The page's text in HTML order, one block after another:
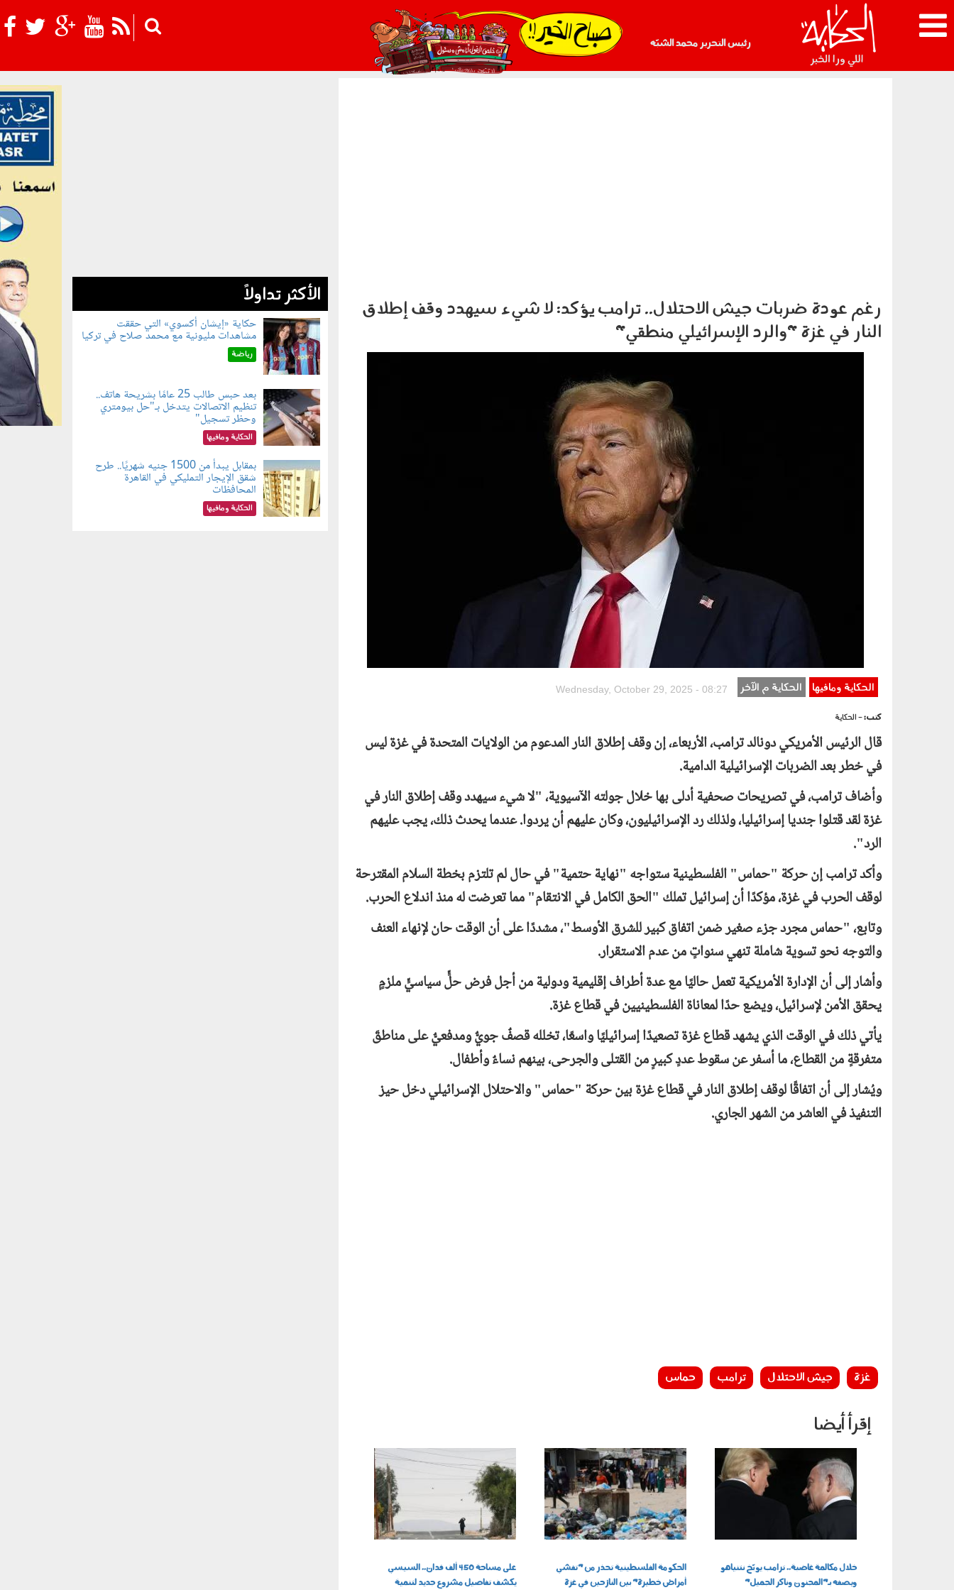
رئيس التحرير محمد الشبّه
021_2.png
رغم عودة ضربات جيش الاحتلال.. ترامب يؤكد: لا شيء سيهدد وقف إطلاق
النار في غزة "والرد الإسرائيلي منطقي"
الحكاية ومافيها الحكاية م الآخر Wednesday, October 29, 2025 - 08:27
كتب:- الحكاية
قال الرئيس الأمريكي دونالد ترامب، الأربعاء، إن وقف إطلاق النار المدعوم من الولايات المتحدة في غزة ليس
في خطر بعد الضربات الإسرائيلية الدامية.
وأضاف ترامب، في تصريحات صحفية أدلى بها خلال جولته الآسيوية، "لا شيء سيهدد وقف إطلاق النار في
غزة لقد قتلوا جنديا إسرائيليا، ولذلك رد الإسرائيليون، وكان عليهم أن يردوا. عندما يحدث ذلك، يجب عليهم
الرد".
وأكد ترامب إن حركة "حماس" الفلسطينية ستواجه "نهاية حتمية" في حال لم تلتزم بخطة السلام المقترحة
لوقف الحرب في غزة، مؤكدًا أن إسرائيل تملك "الحق الكامل في الانتقام" مما تعرضت له منذ اندلاع الحرب.
وتابع، "حماس مجرد جزء صغير ضمن اتفاق كبير للشرق الأوسط"، مشددًا على أن الوقت حان لإنهاء العنف
والتوجه نحو تسوية شاملة تنهي سنواتٍ من عدم الاستقرار.
وأشار إلى أن الإدارة الأمريكية تعمل حاليًا مع عدة أطراف إقليمية ودولية من أجل فرض حلٍّ سياسيٍّ ملزمٍ
يحقق الأمن لإسرائيل، ويضع حدًا لمعاناة الفلسطينيين في قطاع غزة.
يأتي ذلك في الوقت الذي يشهد قطاع غزة تصعيدًا إسرائيليًا واسعًا، تخلله قصفٌ جويٌّ ومدفعيٌّ على مناطقَ
متفرقةٍ من القطاع، ما أسفر عن سقوط عددٍ كبيرٍ من القتلى والجرحى، بينهم نساءٌ وأطفال.
ويُشار إلى أن اتفاقًا لوقف إطلاق النار في قطاع غزة بين حركة "حماس" والاحتلال الإسرائيلي دخل حيز
التنفيذ في العاشر من الشهر الجاري.
غزة جيش الاحتلال ترامب حماس
إقرأ أيضا
020601.jpg
خلال مكالمة غاضبة.. ترامب يوبّخ نتنياهو
ويصفه بـ"المجنون وناكر الجميل"
060501.jpg
الحكومة الفلسطينية تحذر من "تفشي
أمراض خطيرة" بين النازحين في غزة
010502.jpg
على مساحة 450 ألف فدان.. السيسي
يكشف تفاصيل مشروع جديد لتنمية
الأكثر تداولاً
080802.jpg
حكاية «إيشان أكسوي» التي حققت
مشاهدات مليونية مع محمد صلاح في تركيا
رياضة
080803.jpg
بعد حبس طالب 25 عامًا بشريحة هاتف..
تنظيم الاتصالات يتدخل بـ"حل بيومتري
وحظر تسجيل"
الحكاية ومافيها
080801.jpg
بمقابل يبدأ من 1500 جنيه شهريًا.. طرح
شقق الإيجار التمليكي في القاهرة
المحافظات
الحكاية ومافيها